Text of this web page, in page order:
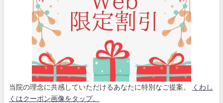
当院の理念に共感していただけるあなたに特別なご提案。
くわし
くはクーポン画像をタップ。